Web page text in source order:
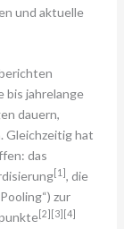
und aktuelle
bis jahrelange
dauern,
Gleichzeitig hat
das
[1], die
zur
[2][3][4]